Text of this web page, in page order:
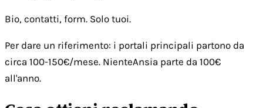
Bio, contatti, form. Solo tuoi.
Per dare un riferimento: i portali principali partono da
circa 100-150€/mese. NienteAnsia parte da 100€
all'anno.